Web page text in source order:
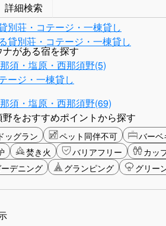
詳細検索
別荘・コテージ・一棟貸し
貸別荘・コテージ・一棟貸し
がある宿を探す
那須・塩原・西那須野(5)
ージ・一棟貸し
那須・塩原・西那須野(69)
をおすすめポイントから探す
ドッグラン ペット同伴不可 バーベ
焚き火 バリアフリー カッ
デニング グランピング グリー